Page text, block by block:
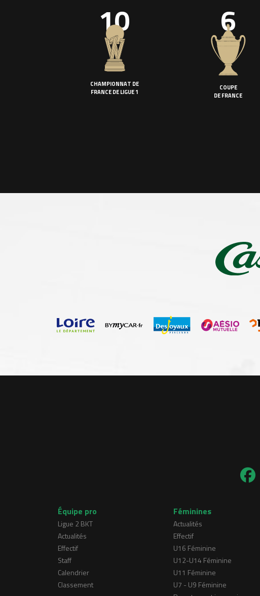
10
CHAMPIONNAT DE
FRANCE DE LIGUE 1
6
COUPE
DE FRANCE
Équipe pro
Ligue 2 BKT
Actualités
Effectif
Staff
Calendrier
Classement
Féminines
Actualités
Effectif
U16 Féminine
U12-U14 Féminine
U11 Féminine
U7 - U9 Féminine